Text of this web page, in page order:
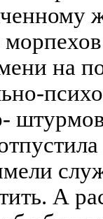
на
А